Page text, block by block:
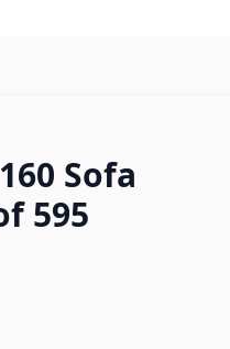
Sofa
595